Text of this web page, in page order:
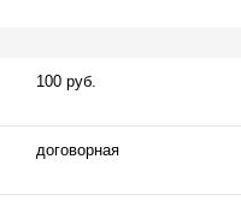
100 руб.
договорная